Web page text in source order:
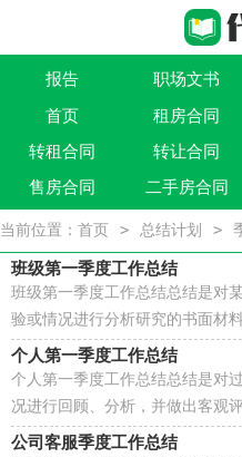
报告 职场文书
作文大全 实用文
借贷类合同 建筑类合同
首页 租房合同
转租合同
转让合同
售房合同
二手房合同
当前位置： 首页 > 总结计划 >
班级第一季度工作总结
班级第一季度工作总结总结是对
验或情况进行分析研究的书面材
展的规律，从而掌握并运用这些
个人第一季度工作总结
个人第一季度工作总结总结是对
况进行回顾、分析，并做出客观
寻找学习和工作中的规律，因此
公司客服季度工作总结